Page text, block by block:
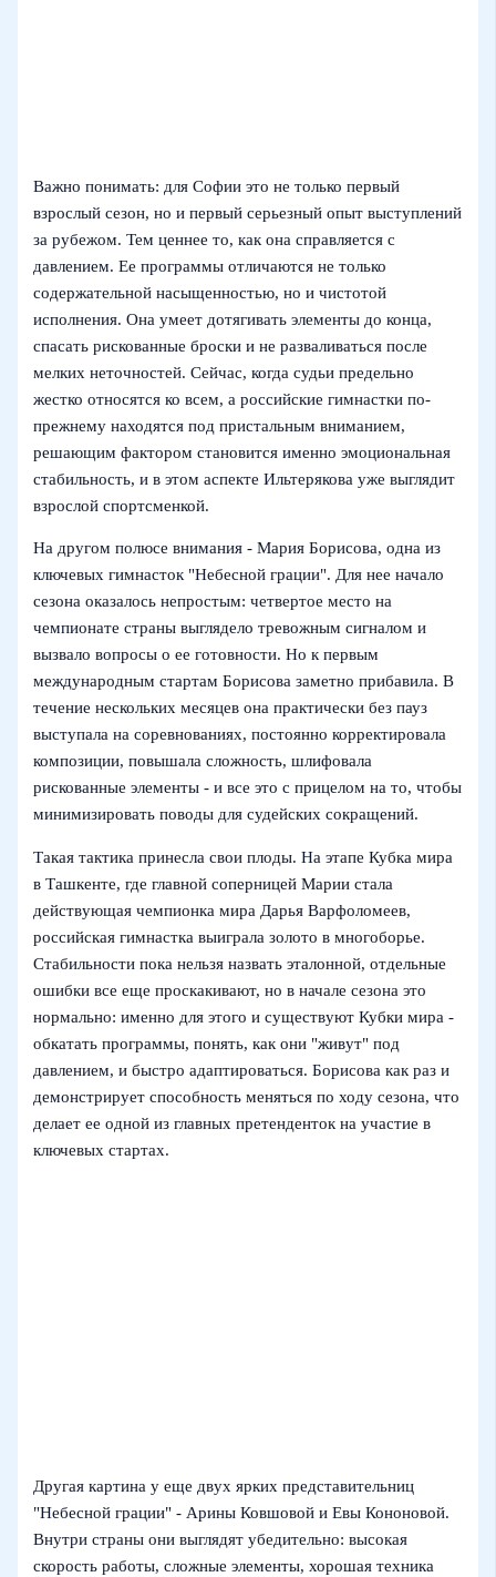
Важно понимать: для Софии это не только первый
взрослый сезон, но и первый серьезный опыт выступлений
за рубежом. Тем ценнее то, как она справляется с
давлением. Ее программы отличаются не только
содержательной насыщенностью, но и чистотой
исполнения. Она умеет дотягивать элементы до конца,
спасать рискованные броски и не разваливаться после
мелких неточностей. Сейчас, когда судьи предельно
жестко относятся ко всем, а российские гимнастки по-
прежнему находятся под пристальным вниманием,
решающим фактором становится именно эмоциональная
стабильность, и в этом аспекте Ильтерякова уже выглядит
взрослой спортсменкой.
На другом полюсе внимания - Мария Борисова, одна из
ключевых гимнасток "Небесной грации". Для нее начало
сезона оказалось непростым: четвертое место на
чемпионате страны выглядело тревожным сигналом и
вызвало вопросы о ее готовности. Но к первым
международным стартам Борисова заметно прибавила. В
течение нескольких месяцев она практически без пауз
выступала на соревнованиях, постоянно корректировала
композиции, повышала сложность, шлифовала
рискованные элементы - и все это с прицелом на то, чтобы
минимизировать поводы для судейских сокращений.
Такая тактика принесла свои плоды. На этапе Кубка мира
в Ташкенте, где главной соперницей Марии стала
действующая чемпионка мира Дарья Варфоломеев,
российская гимнастка выиграла золото в многоборье.
Стабильности пока нельзя назвать эталонной, отдельные
ошибки все еще проскакивают, но в начале сезона это
нормально: именно для этого и существуют Кубки мира -
обкатать программы, понять, как они "живут" под
давлением, и быстро адаптироваться. Борисова как раз и
демонстрирует способность меняться по ходу сезона, что
делает ее одной из главных претенденток на участие в
ключевых стартах.
Другая картина у еще двух ярких представительниц
"Небесной грации" - Арины Ковшовой и Евы Кононовой.
Внутри страны они выглядят убедительно: высокая
скорость работы, сложные элементы, хорошая техника